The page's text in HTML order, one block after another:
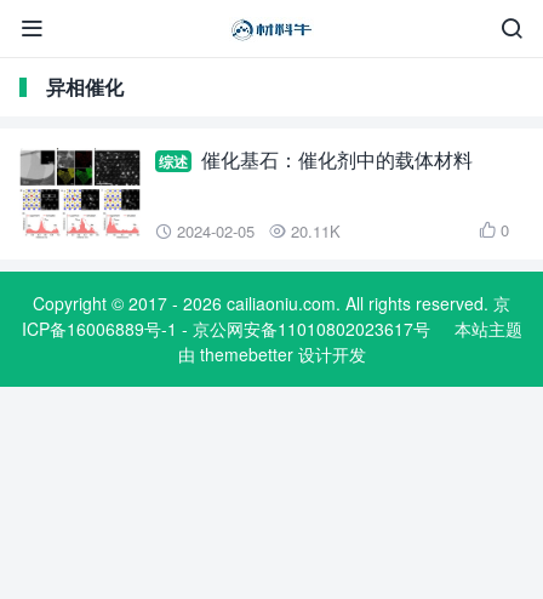


异相催化
综述 催化基石：催化剂中的载体材料
 2024-02-05  20.11K  0
Copyright © 2017 - 2026 cailiaoniu.com. All rights reserved. 京
ICP备16006889号-1 - 京公网安备11010802023617号
本站主题
由 themebetter设计开发